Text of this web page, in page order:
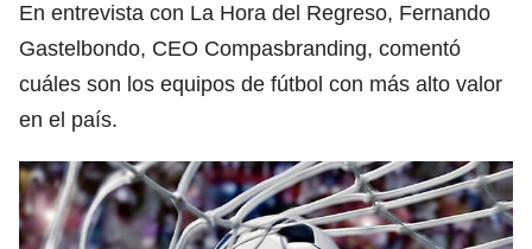
En entrevista con La Hora del Regreso, Fernando
Gastelbondo, CEO Compasbranding, comentó
cuáles son los equipos de fútbol con más alto valor
en el país.